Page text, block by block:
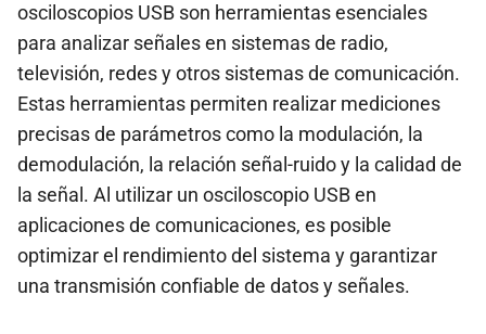
osciloscopios USB son herramientas esenciales
para analizar señales en sistemas de radio,
televisión, redes y otros sistemas de comunicación.
Estas herramientas permiten realizar mediciones
precisas de parámetros como la modulación, la
demodulación, la relación señal-ruido y la calidad de
la señal. Al utilizar un osciloscopio USB en
aplicaciones de comunicaciones, es posible
optimizar el rendimiento del sistema y garantizar
una transmisión confiable de datos y señales.